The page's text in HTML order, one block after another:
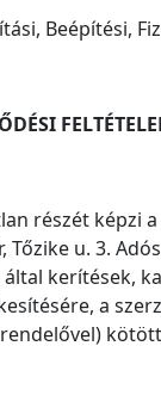
Beépítési,
részét képzi
Tőzike u. 3.
kerítések,
a